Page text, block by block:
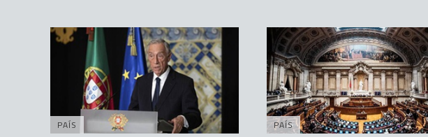
PAÍS PAÍS